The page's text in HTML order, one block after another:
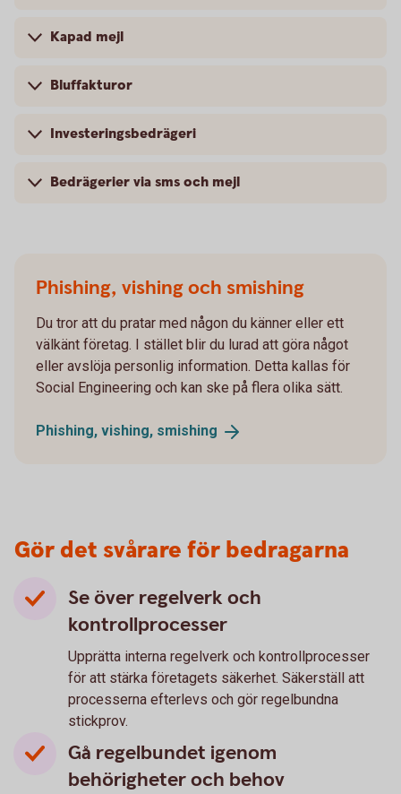
Kapad mejl
Bluffakturor
Investeringsbedrägeri
Bedrägerier via sms och mejl
Phishing, vishing och smishing
Du tror att du pratar med någon du känner eller ett
välkänt företag. I stället blir du lurad att göra något
eller avslöja personlig information. Detta kallas för
Social Engineering och kan ske på flera olika sätt.
Phishing, vishing, smishing
Gör det svårare för bedragarna
Se över regelverk och
kontrollprocesser
Upprätta interna regelverk och kontrollprocesser
för att stärka företagets säkerhet. Säkerställ att
processerna efterlevs och gör regelbundna
stickprov.
Gå regelbundet igenom
behörigheter och behov